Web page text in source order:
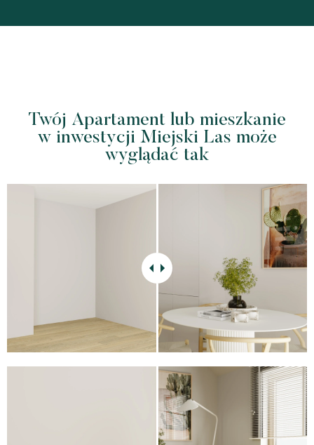
Twój Apartament lub mieszkanie
w inwestycji Miejski Las może
wyglądać tak